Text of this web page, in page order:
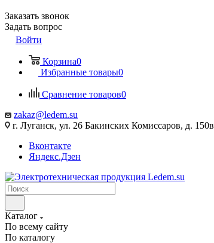
Заказать звонок
Задать вопрос
Войти
Корзина0
Избранные товары0
Сравнение товаров0
zakaz@ledem.su
г. Луганск, ул. 26 Бакинских Комиссаров, д. 150в
Вконтакте
Яндекс.Дзен
Каталог
По всему сайту
По каталогу